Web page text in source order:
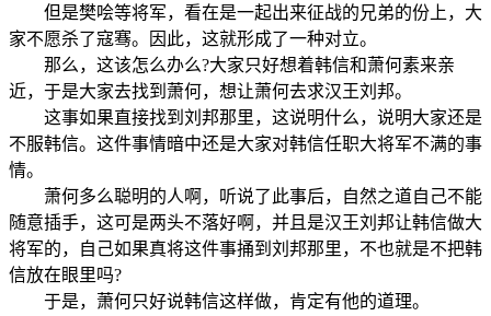
但是樊哙等将军，看在是一起出来征战的兄弟的份上，大
家不愿杀了寇骞。因此，这就形成了一种对立。
那么，这该怎么办么?大家只好想着韩信和萧何素来亲
近，于是大家去找到萧何，想让萧何去求汉王刘邦。
这事如果直接找到刘邦那里，这说明什么，说明大家还是
不服韩信。这件事情暗中还是大家对韩信任职大将军不满的事
情。
萧何多么聪明的人啊，听说了此事后，自然之道自己不能
随意插手，这可是两头不落好啊，并且是汉王刘邦让韩信做大
将军的，自己如果真将这件事捅到刘邦那里，不也就是不把韩
信放在眼里吗?
于是，萧何只好说韩信这样做，肯定有他的道理。